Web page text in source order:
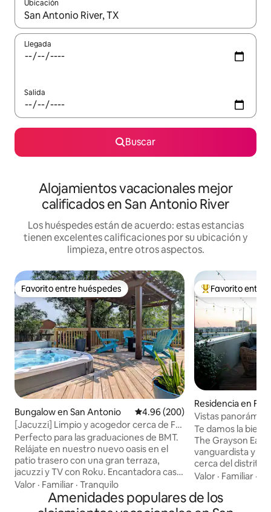
Ubicación
Cuando los resultados estén disponibles, podrás navegar
Llegada
Salida
Buscar
Alojamientos vacacionales mejor
calificados en San Antonio River
Los huéspedes están de acuerdo: estas estancias
tienen excelentes calificaciones por su ubicación y
limpieza, entre otros aspectos.
Favorito entre huéspedes
Favorito entre huéspedes
Bungalow en San Antonio Calificación promedio: 4.96 de
4.96 (200)
[Jacuzzi] Limpio y acogedor cerca de Ft
Sam
Perfecto para las graduaciones de BMT.
Relájate en nuestro nuevo oasis en el
patio trasero con una gran terraza,
jacuzzi y TV con Roku. Encantadora casa
estilo Craftsman de los años 50 con patio
cerrado y estacionamiento, cerca del
centro de la ciudad y de las bases
Valor · Familiar · Tranquilo
De los mejores
Favorito entre
Residencia en
ston
Vistas
azotea | A poca
Te damos la
The Grayson East Un refugio de diseño
vanguardista y
cerca del distrito
donde las
Distribuida en
cuidadosamente
Valor · Familiar ·
Amenidades populares de los